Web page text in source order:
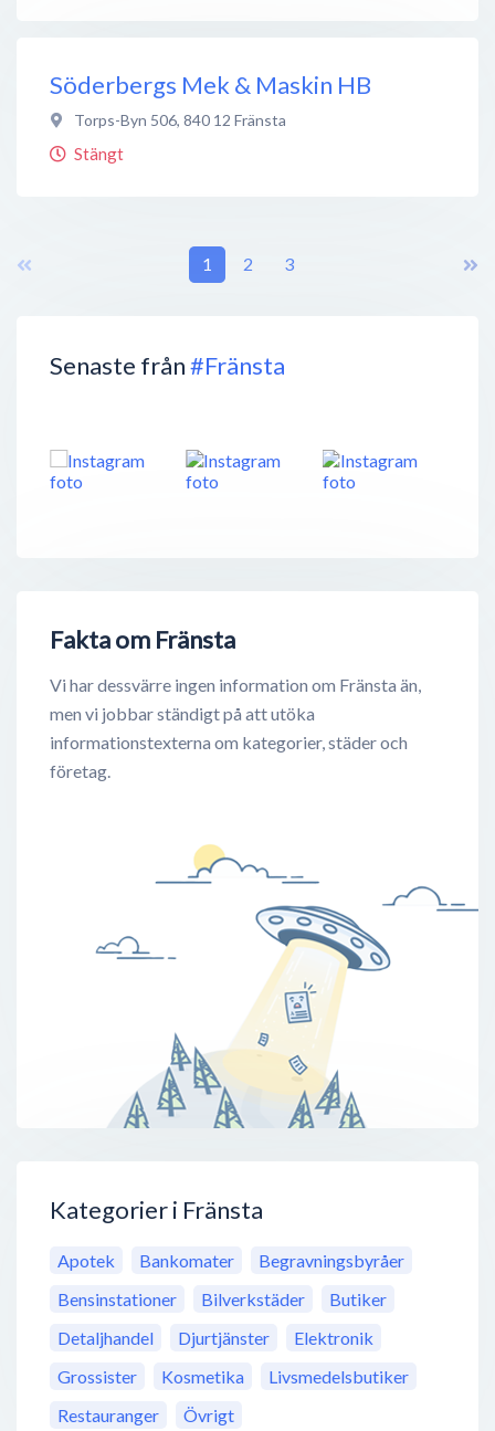
Senaste från#Fränsta
Fakta om Fränsta
Vi har dessvärre ingen information om Fränsta än,
men vi jobbar ständigt på att utöka
informationstexterna om kategorier, städer och
företag.
Kategorier i Fränsta
Apotek Bankomater
Begravningsbyråer
Bensinstationer
Bilverkstäder
Butiker
Detaljhandel
Djurtjänster
Elektronik
Grossister
Kosmetika
Livsmedelsbutiker
Restauranger
Övrigt
Söderbergs Mek & Maskin HB
Torps-Byn 506, 840 12 Fränsta
Stängt
1 2 3